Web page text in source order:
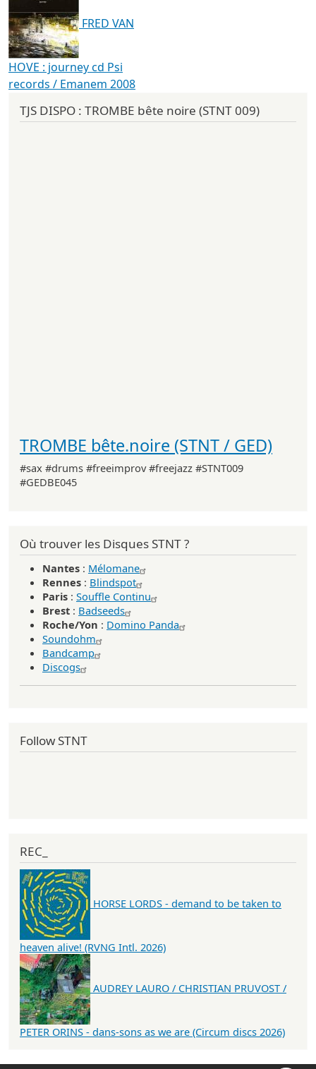
FRED VAN
HOVE : journey cd Psi
records / Emanem 2008
TJS DISPO : TROMBE bête noire (STNT 009)
TROMBE bête.noire (STNT / GED)
#sax #drums #freeimprov #freejazz #STNT009
#GEDBE045
Où trouver les Disques STNT ?
Nantes : Mélomane
Rennes : Blindspot
Paris : Souffle Continu
Brest : Badseeds
Roche/Yon : Domino Panda
Soundohm
Bandcamp
Discogs
Follow STNT
REC_
HORSE LORDS - demand to be taken to
heaven alive! (RVNG Intl. 2026)
AUDREY LAURO / CHRISTIAN PRUVOST /
PETER ORINS - dans-sons as we are (Circum discs 2026)